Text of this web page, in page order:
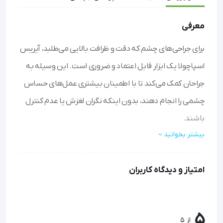
معرفی
برای جراحی‌های چشم که دقت و ظرافت بالایی می‌طلبد، آیریس
اسپاچولا یک ابزار قابل اعتماد و ضروری است. این وسیله به
جراحان کمک می‌کند تا با اطمینان بیشتری عمل‌های حساس
چشمی را انجام دهند، بدون اینکه نگران لغزش یا عدم کنترل
باشند.
طراحی ارگونومیک باعث کاهش خستگی دست جراح در حین
بیشتر بخوانید
امتیاز و دیدگاه کاربران
از 5